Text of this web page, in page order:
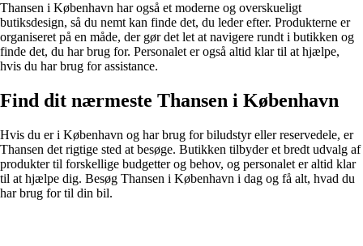
Thansen i København har også et moderne og overskueligt
butiksdesign, så du nemt kan finde det, du leder efter. Produkterne er
organiseret på en måde, der gør det let at navigere rundt i butikken og
finde det, du har brug for. Personalet er også altid klar til at hjælpe,
hvis du har brug for assistance.
Find dit nærmeste Thansen i København
Hvis du er i København og har brug for biludstyr eller reservedele, er
Thansen det rigtige sted at besøge. Butikken tilbyder et bredt udvalg af
produkter til forskellige budgetter og behov, og personalet er altid klar
til at hjælpe dig. Besøg Thansen i København i dag og få alt, hvad du
har brug for til din bil.